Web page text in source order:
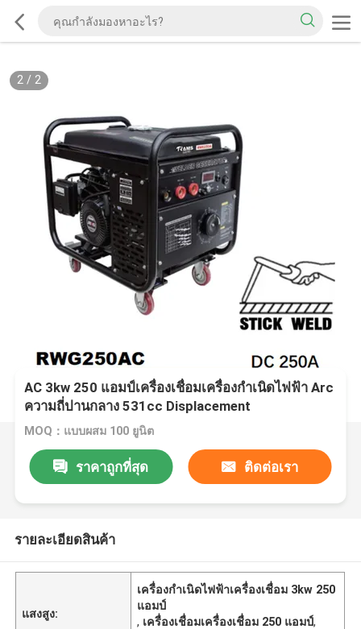
2/ 2
AC 3kw 250 แอมป์เครื่องเชื่อมเครื่องกำเนิดไฟฟ้า Arc
ความถี่ปานกลาง 531cc Displacement
MOQ：แบบผสม 100 ยูนิต
ราคาถูกที่สุด ติดต่อเรา
รายละเอียดสินค้า
แสงสูง:
เครื่องกำเนิดไฟฟ้าเครื่องเชื่อม 3kw 250
แอมป์
, เครื่องเชื่อมเครื่องเชื่อม 250 แอมป์,